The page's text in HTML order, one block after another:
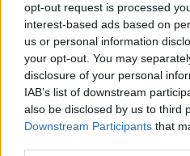
opt-out request is processed
interest-based ads based on
us or personal information
your opt-out. You may
disclosure of your personal
IAB’s list of downstream
also be disclosed by us to third
Downstream Participants that
ΠΕΡΙΣΣΌΤΕΡΑ ΣΕ